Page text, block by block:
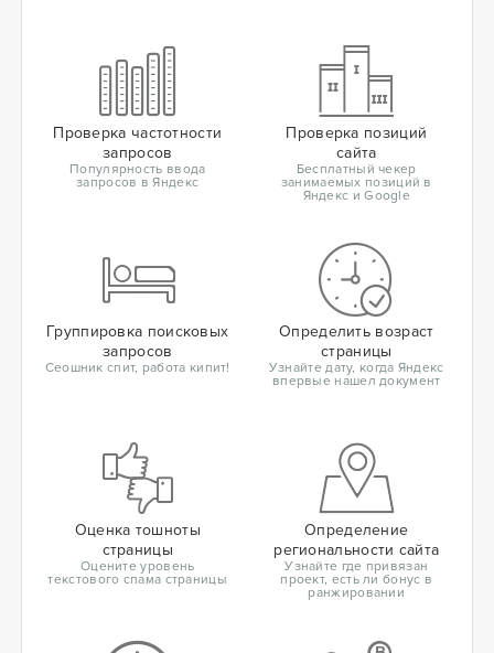
Проверка частотности
запросов
Популярность ввода
запросов в Яндекс
Проверка позиций
сайта
Бесплатный чекер
занимаемых позиций в
Яндекс и Google
Группировка поисковых
запросов
Сеошник спит, работа кипит!
Определить возраст
страницы
Узнайте дату, когда Яндекс
впервые нашел документ
Оценка тошноты
страницы
Оцените уровень
текстового спама страницы
Определение
региональности сайта
Узнайте где привязан
проект, есть ли бонус в
ранжировании